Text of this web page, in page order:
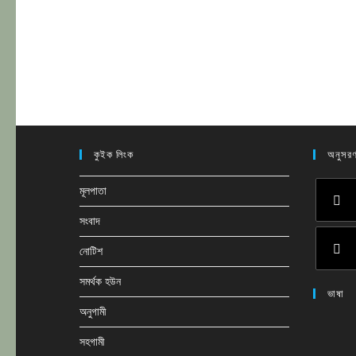
কুইক লিংক
মূলপাতা
সংবাদ
নোটিশ
সমর্থক হউন
অনুগামী
সহগামী
Opens
a
new
in
ভাষা